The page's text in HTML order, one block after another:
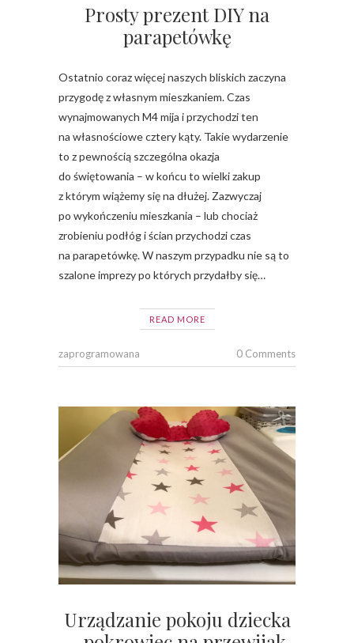
Prosty prezent DIY na
parapetówkę
Ostatnio coraz więcej naszych bliskich zaczyna
przygodę z własnym mieszkaniem. Czas
wynajmowanych M4 mija i przychodzi ten
na własnościowe cztery kąty. Takie wydarzenie
to z pewnością szczególna okazja
do świętowania – w końcu to wielki zakup
z którym wiążemy się na dłużej. Zazwyczaj
po wykończeniu mieszkania – lub chociaż
zrobieniu podłóg i ścian przychodzi czas
na parapetówkę. W naszym przypadku nie są to
szalone imprezy po których przydałby się…
READ MORE
zaprogramowana 0 Comments
Urządzanie pokoju dziecka